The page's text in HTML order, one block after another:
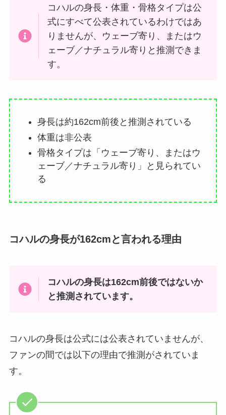
コハルの身長・体重・骨格タイプは公
式にすべて公表されているわけではあ
りませんが、ウェーブ寄り、またはウ
ェーブ／ナチュラル寄りと推測できま
す。
身長は約162cm前後と推測されている
体重は非公表
骨格タイプは「ウェーブ寄り、またはウ
ェーブ／ナチュラル寄り」と見られてい
る
コハルの身長が162cmと言われる理由
コハルの身長は162cm前後ではないか
と推測されています。
コハルの身長は公式には公表されていませんが、
ファンの間では以下の理由で推測がされていま
す。